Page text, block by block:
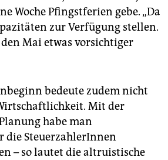
Woche Pfingstferien gebe. „Da
zur Verfügung stellen.
Mai etwas vorsichtiger
bedeute zudem nicht
Mit der
habe man
die SteuerzahlerInnen
– so lautet die altruistische